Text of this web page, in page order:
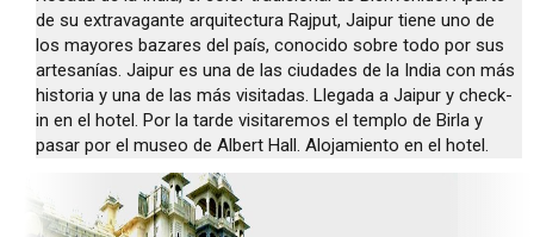
de su extravagante arquitectura Rajput, Jaipur tiene uno de
los mayores bazares del país, conocido sobre todo por sus
artesanías. Jaipur es una de las ciudades de la India con más
historia y una de las más visitadas. Llegada a Jaipur y check-
in en el hotel. Por la tarde visitaremos el templo de Birla y
pasar por el museo de Albert Hall. Alojamiento en el hotel.